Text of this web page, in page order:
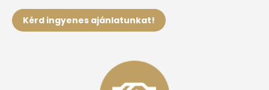
Kérd ingyenes ajánlatunkat!